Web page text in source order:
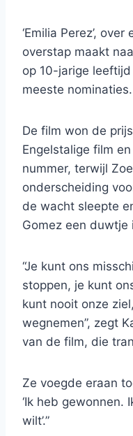
‘Emilia Perez’,
overstap maakt
op 10-jarige
meeste nominaties.
De film won de
Engelstalige film
nummer, terwijl
onderscheiding
de wacht sleepte
Gomez een duwtje
“Je kunt ons
stoppen, je kunt
kunt nooit onze
wegnemen”, zegt
van de film, die
Ze voegde eraan
‘Ik heb gewonnen.
wilt’.”